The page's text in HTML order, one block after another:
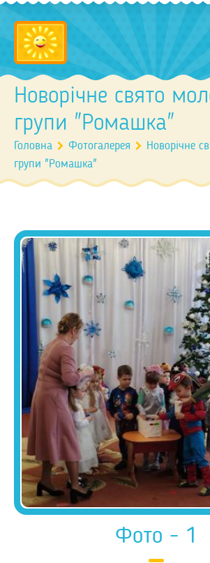
Новорічне свято
групи "Ромашка"
Головна Фотогалерея
Новорічне
групи "Ромашка"
Фото - 1